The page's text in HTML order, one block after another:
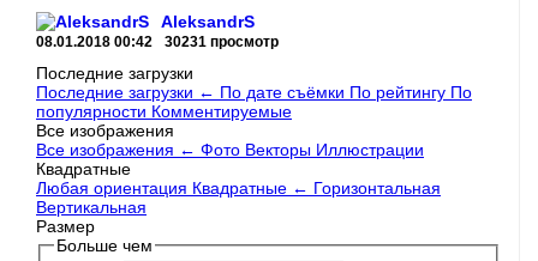
AleksandrS
08.01.2018 00:42 30231 просмотр
Последние загрузки
Последние загрузки ← По дате съёмки По рейтингу По
популярности Комментируемые
Все изображения
Все изображения ← Фото Векторы Иллюстрации
Квадратные
Любая ориентация Квадратные ← Горизонтальная
Вертикальная
Размер
Больше чем